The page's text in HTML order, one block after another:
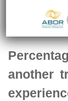
another